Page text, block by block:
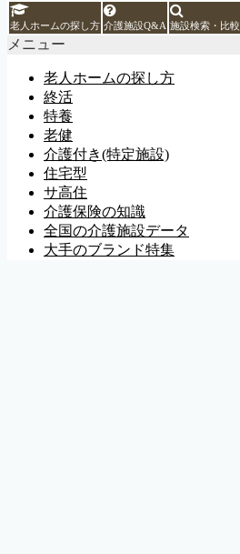
老人ホームの探し方 介護施設Q&A 施設検索・比較
メニュー
老人ホームの探し方
終活
特養
老健
介護付き(特定施設)
住宅型
サ高住
介護保険の知識
全国の介護施設データ
大手のブランド特集